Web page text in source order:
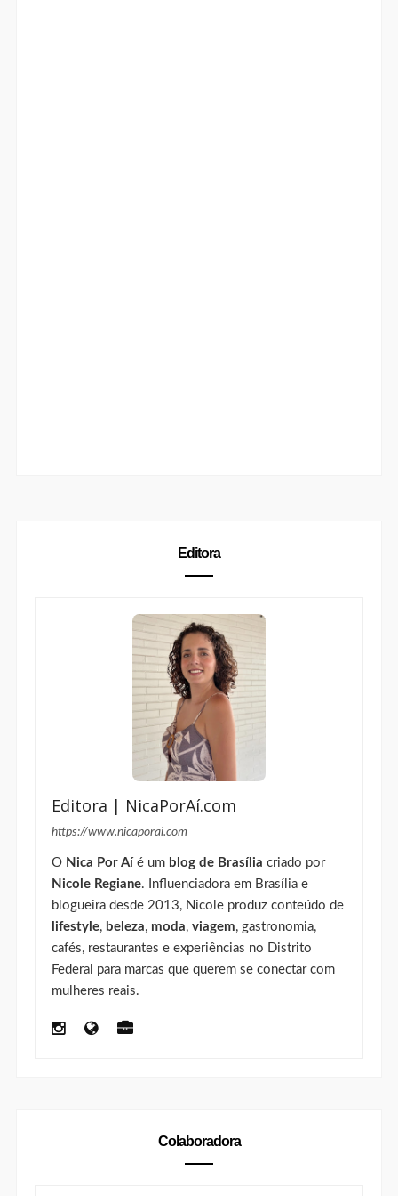
Editora
Editora | NicaPorAí.com
https://www.nicaporai.com
O Nica Por Aíé um blog de Brasília criado por
Nicole Regiane. Influenciadora em Brasília e
blogueira desde 2013, Nicole produz conteúdo de
lifestyle, beleza, moda, viagem, gastronomia,
cafés, restaurantes e experiências no Distrito
Federal para marcas que querem se conectar com
mulheres reais.
Colaboradora